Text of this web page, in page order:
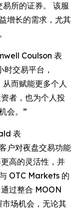
所的证券。 该服
增长的需求，尤其
Coulson 表
交易平台，
而赋能更多个人
者，也为个人投
会。”
表
户对夜盘交易功能
高的灵活性，并
OTC Markets 的
过整合 MOON
场机会，无论其